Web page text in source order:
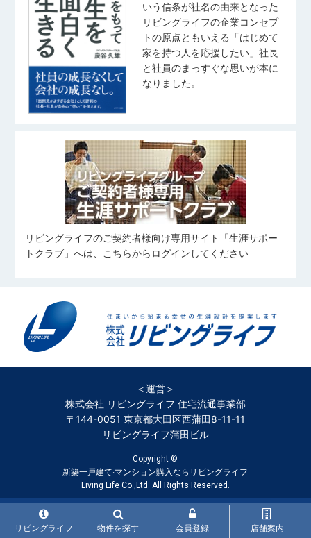
いう信条が社名の由来となった
リビングライフの企業コンセプ
トの原点ともいえる「はじめて
家を持つ人を応援したい」社長
と社員のまっすぐな思いが本に
なりました。
リビングライフのご契約者様向け専用サイト「生涯サポー
トクラブ」へは、こちらからログインしてください
＜運営＞
株式会社 リビングライフ 住宅流通事業部
〒144-0051 東京都大田区西蒲田8-11-11
リビングライフ蒲田ビル
Copyright ©
新築一戸建て‧マンション購入ならリビングライフ
Living Life Co.,Ltd. All Rights Reserved.
リビングライフ
物件を探す 会員登録 店舗案内